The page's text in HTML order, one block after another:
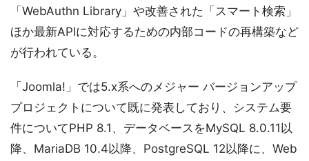
「WebAuthn Library」や改善された「スマート検索」
ほか最新APIに対応するための内部コードの再構築など
が行われている。
「Joomla!」では5.x系へのメジャー バージョンアップ
プロジェクトについて既に発表しており、システム要
件についてPHP 8.1、データベースをMySQL 8.0.11以
降、MariaDB 10.4以降、PostgreSQL 12以降に、Web